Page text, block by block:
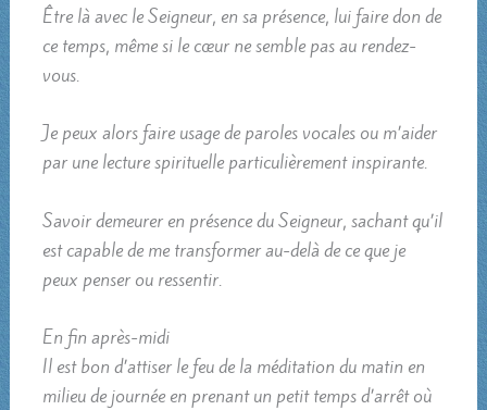
Être là avec le Seigneur, en sa présence, lui faire don de
ce temps, même si le cœur ne semble pas au rendez-
vous.
Je peux alors faire usage de paroles vocales ou m’aider
par une lecture spirituelle particulièrement inspirante.
Savoir demeurer en présence du Seigneur, sachant qu’il
est capable de me transformer au-delà de ce que je
peux penser ou ressentir.
En fin après-midi
Il est bon d’attiser le feu de la méditation du matin en
milieu de journée en prenant un petit temps d’arrêt où